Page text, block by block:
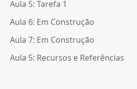
Aula 5: Tarefa 1
Aula 6: Em Construção
Aula 7: Em Construção
Aula 5: Recursos e Referências